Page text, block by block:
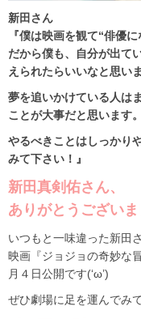
新田さん
『僕は映画を観て“俳優
だから僕も、自分が出て
えられたらいいなと思いま
夢を追いかけている人は
ことが大事だと思います。
やるべきことはしっかり
みて下さい！』
新田真剣佑さん、
ありがとうございま
いつもと一味違った新田
映画『ジョジョの奇妙な
月４日公開です(‘ω’)
ぜひ劇場に足を運んでみ